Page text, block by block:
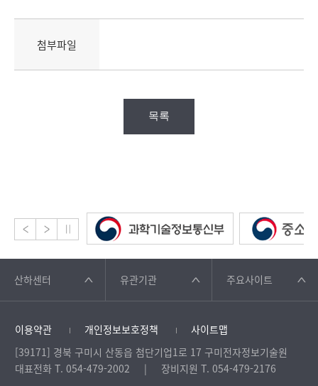
첨부파일
목록
산하센터 유관기관 주요사이트
이용약관 개인정보보호정책
사이트맵
[39171] 경북 구미시 산동읍 첨단기업1로 17 구미전자정보기술원
대표전화 T. 054-479-2002
장비지원 T. 054-479-2176